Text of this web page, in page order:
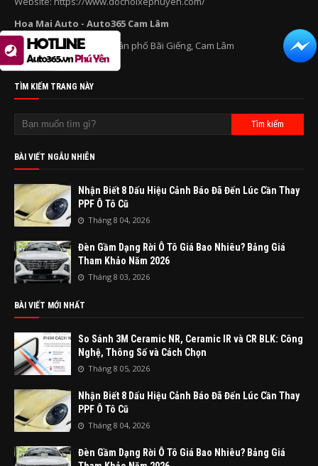
Hoa Mai Auto - Auto365 Cam Lâm
220C Trường Chinh, Tổ dân phố Bãi Giếng, Cam Lâm
Điện thoại: 0566.365.365
TÌM KIẾM TRANG NÀY
BÀI VIẾT NGẪU NHIÊN
Nhận Biết 8 Dấu Hiệu Cảnh Báo Đã Đến Lúc Cần Thay
PPF Ô Tô Cũ
Tháng 8 04, 2026
Đèn Gầm Dạng Rời Ô Tô Giá Bao Nhiêu? Bảng Giá
Tham Khảo Năm 2026
Tháng 8 03, 2026
BÀI VIẾT MỚI NHẤT
So Sánh 3M Ceramic NR, Ceramic IR và CR BLK: Công
Nghệ, Thông Số và Cách Chọn
Tháng 8 05, 2026
Nhận Biết 8 Dấu Hiệu Cảnh Báo Đã Đến Lúc Cần Thay
PPF Ô Tô Cũ
Tháng 8 04, 2026
Đèn Gầm Dạng Rời Ô Tô Giá Bao Nhiêu? Bảng Giá